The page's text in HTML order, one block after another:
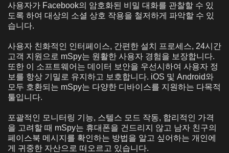
사용자가 Facebook의 암호화된 비밀 대화를 관찰할 수 있
도록 하여 대상의 소셜 상호 작용을 철저하게 파악할 수 있
습니다.
사용자 친화적인 인터페이스, 간편한 설치 프로세스, 24시간
고객 지원으로 mSpy는 원활한 사용자 경험을 보장합니다.
또한 이 소프트웨어는 데이터 보안을 우선시하여 사용자 정
보를 항상 기밀로 유지하고 보호합니다. iOS 및 Android와
모두 호환되는 mSpy는 다양한 디바이스를 지원하는 다목적
툴입니다.
포괄적인 모니터링 기능, 스텔스 모드 작동, 합리적인 가격
을 고려할 때 mSpy는 휴대폰을 건드리지 않고 남자 친구의
페이스북 메시지를 확인하는 방법을 알고 싶어하는 개인에
게 귀중한 자산으로 떠오르고 있습니다.